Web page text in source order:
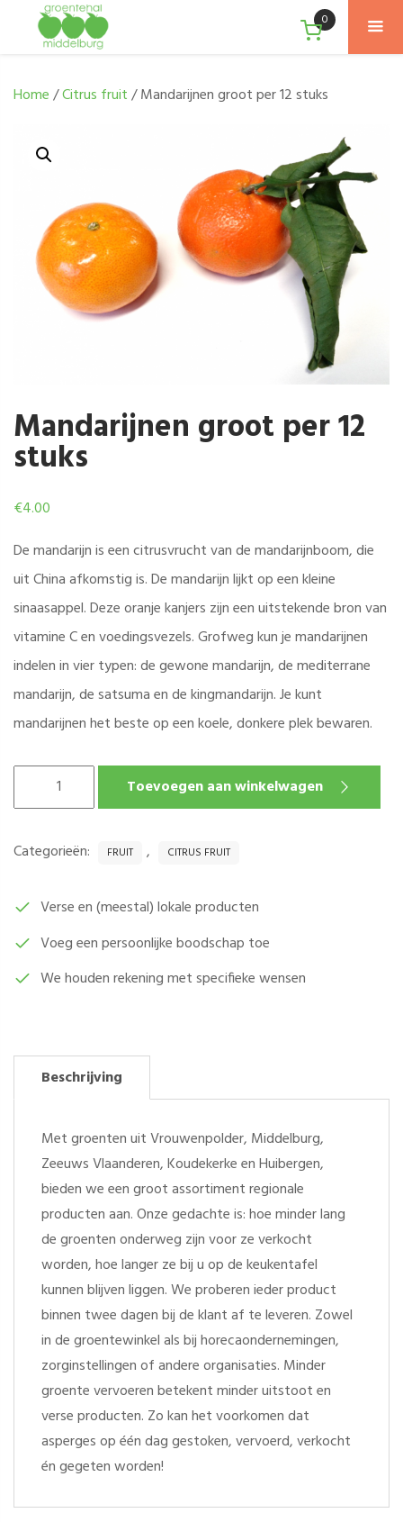
0
Home/Citrus fruit/ Mandarijnen groot per 12 stuks
Mandarijnen groot per 12
stuks
€4.00
De mandarijn is een citrusvrucht van de mandarijnboom, die
uit China afkomstig is. De mandarijn lijkt op een kleine
sinaasappel. Deze oranje kanjers zijn een uitstekende bron van
vitamine C en voedingsvezels. Grofweg kun je mandarijnen
indelen in vier typen: de gewone mandarijn, de mediterrane
mandarijn, de satsuma en de kingmandarijn. Je kunt
mandarijnen het beste op een koele, donkere plek bewaren.
STUKS
Toevoegen aan winkelwagen
Categorieën: FRUIT , CITRUS FRUIT
Verse en (meestal) lokale producten
Voeg een persoonlijke boodschap toe
We houden rekening met specifieke wensen
Beschrijving
Met groenten uit Vrouwenpolder, Middelburg,
Zeeuws Vlaanderen, Koudekerke en Huibergen,
bieden we een groot assortiment regionale
producten aan. Onze gedachte is: hoe minder lang
de groenten onderweg zijn voor ze verkocht
worden, hoe langer ze bij u op de keukentafel
kunnen blijven liggen. We proberen ieder product
binnen twee dagen bij de klant af te leveren. Zowel
in de groentewinkel als bij horecaondernemingen,
zorginstellingen of andere organisaties. Minder
groente vervoeren betekent minder uitstoot en
verse producten. Zo kan het voorkomen dat
asperges op één dag gestoken, vervoerd, verkocht
én gegeten worden!